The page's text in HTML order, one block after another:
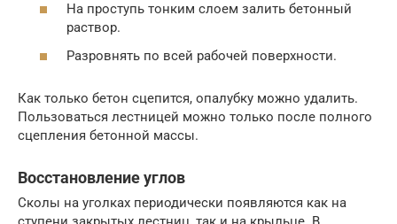
На проступь тонким слоем залить бетонный
раствор.
Разровнять по всей рабочей поверхности.
Как только бетон сцепится, опалубку можно удалить.
Пользоваться лестницей можно только после полного
сцепления бетонной массы.
Восстановление углов
Сколы на уголках периодически появляются как на